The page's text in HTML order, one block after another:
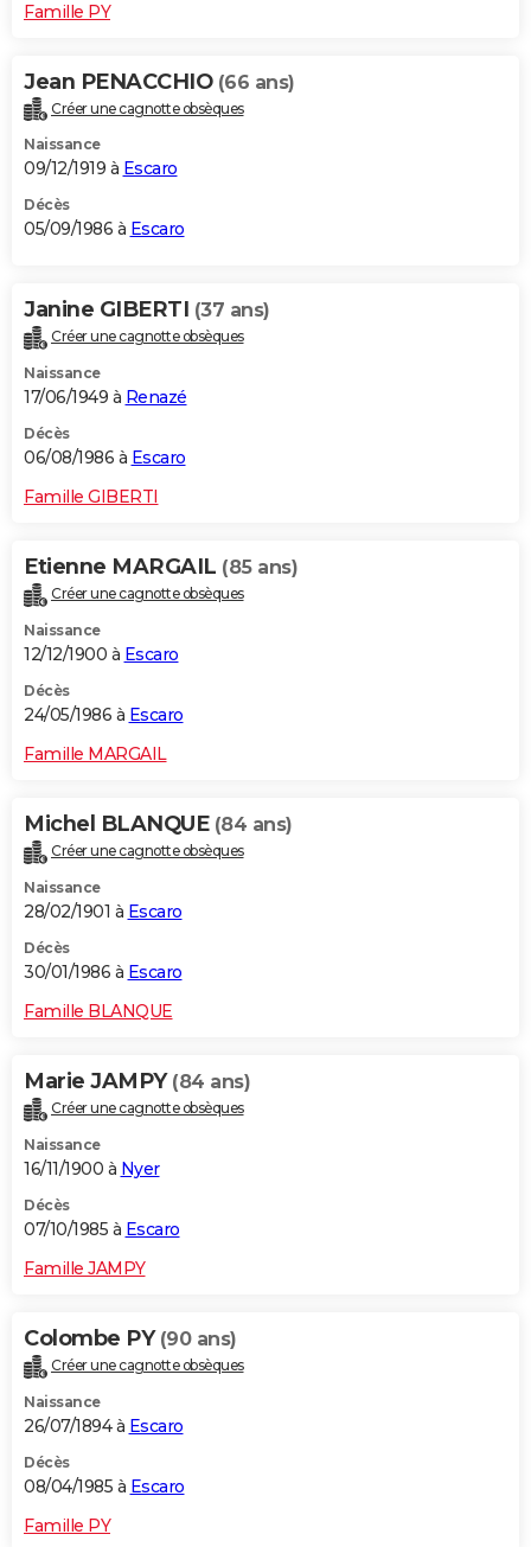
Famille PY
Jean PENACCHIO (66 ans)
Créer une cagnotte obsèques
Naissance
09/12/1919 à Escaro
Décès
05/09/1986 à Escaro
Janine GIBERTI (37 ans)
Créer une cagnotte obsèques
Naissance
17/06/1949 à Renazé
Décès
06/08/1986 à Escaro
Famille GIBERTI
Etienne MARGAIL (85 ans)
Créer une cagnotte obsèques
Naissance
12/12/1900 à Escaro
Décès
24/05/1986 à Escaro
Famille MARGAIL
Michel BLANQUE (84 ans)
Créer une cagnotte obsèques
Naissance
28/02/1901 à Escaro
Décès
30/01/1986 à Escaro
Famille BLANQUE
Marie JAMPY (84 ans)
Créer une cagnotte obsèques
Naissance
16/11/1900 à Nyer
Décès
07/10/1985 à Escaro
Famille JAMPY
Colombe PY (90 ans)
Créer une cagnotte obsèques
Naissance
26/07/1894 à Escaro
Décès
08/04/1985 à Escaro
Famille PY